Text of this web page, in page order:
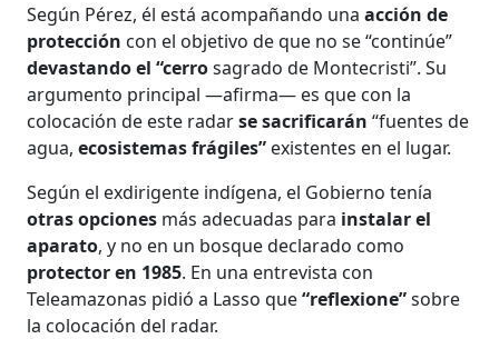
Según Pérez, él está acompañando unaacción de
protección con el objetivo de que no se “continúe”
devastando el “cerrosagrado de Montecristi”. Su
argumento principal —afirma— es que con la
colocación de este radarse sacrificarán “fuentes de
agua,ecosistemas frágiles” existentes en el lugar.
Según el exdirigente indígena, el Gobierno tenía
otras opciones más adecuadas para instalar el
aparato, y no en un bosque declarado como
protector en 1985. En una entrevista con
Teleamazonas pidió a Lasso que“reflexione”sobre
la colocación del radar.